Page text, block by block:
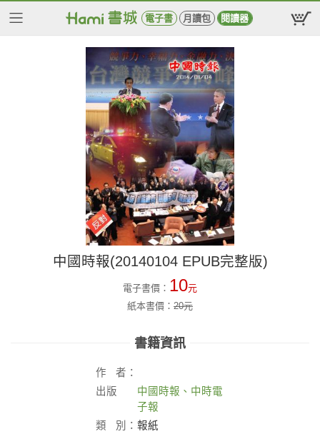
電子書 月讀包 閱讀器
中國時報(20140104 EPUB完整版)
電子書價： 10元
紙本書價： 20元
書籍資訊
作
者：
出版
中國時報、中時電
子報
類
別： 報紙